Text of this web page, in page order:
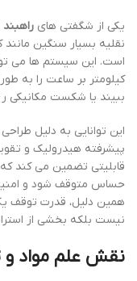
یکی از شگفتی های
کیلومتر بر ساعت را به
ببیند یا شکست مکانیکی
این توانایی به دلیل
پیشرفته هیدرولیک و
قابلیتی تضمین می کند که
حساس متوقف شود و
همین دلیل، قدرت توقف
نیست بلکه بخشی از
نقش علم مواد و